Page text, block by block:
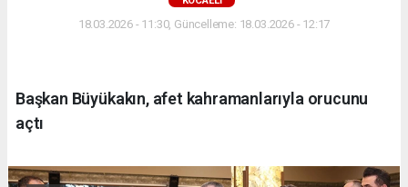
18.03.2026 - 11:30, Güncelleme: 18.03.2026 - 12:17
Başkan Büyükakın, afet kahramanlarıyla orucunu
açtı